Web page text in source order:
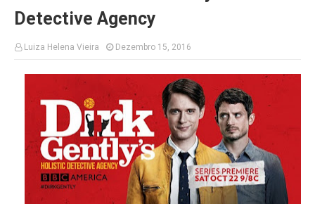
Detective Agency
Luiza Helena Vieira Dezembro 15, 2016